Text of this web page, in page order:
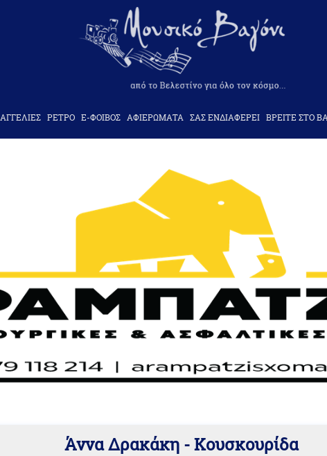
AΓΓΕΛΙΕΣ ΡΕΤΡΟ Ε-ΦΟΙΒΟΣ ΑΦΙΕΡΩΜΑΤΑ ΣΑΣ ΕΝΔΙΑΦΕΡΕΙ ΒΡΕΙΤΕ ΣΤΟ
Άννα Δρακάκη - Κουσκουρίδα